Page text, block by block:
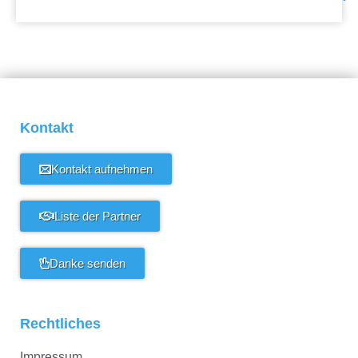
Kontakt
Kontakt aufnehmen
Liste der Partner
Danke senden
Rechtliches